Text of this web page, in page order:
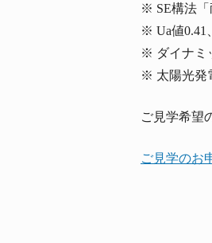
※ SE構法「
※ Ua値0.41
※ ダイナミ
※ 太陽光発
ご見学希望
ご見学のお